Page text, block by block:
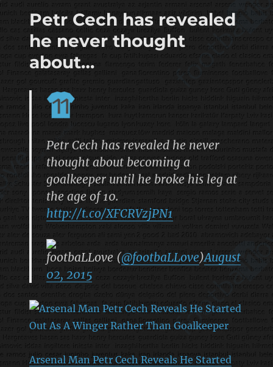
Petr Cech has revealed
he never thought
about…
Petr Cech has revealed he never
thought about becoming a
goalkeeper until he broke his leg at
the age of 10.
http://t.co/XFCRVzjPN1
footbaLLove (@footbaLLove)August
02, 2015
Arsenal Man Petr Cech Reveals He Started